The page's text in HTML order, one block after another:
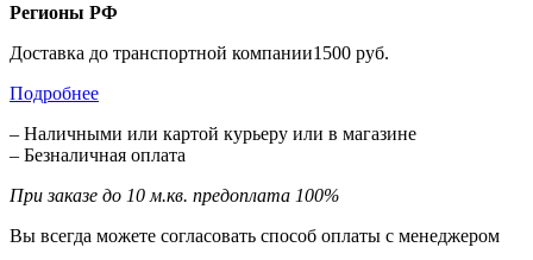
Регионы РФ
Доставка до транспортной компании1500 руб.
Подробнее
– Наличными или картой курьеру или в магазине
– Безналичная оплата
При заказе до 10 м.кв. предоплата 100%
Вы всегда можете согласовать способ оплаты с менеджером